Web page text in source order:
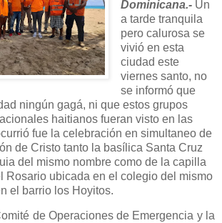
Dominicana.- Un
a tarde tranquila
pero calurosa se
vivió en esta
ciudad este
viernes santo, no
se informó que
ningún gagá, ni que estos grupos
haitianos fueran visto en las
fue la celebración en simultaneo de
de Cristo tanto la basílica Santa Cruz
del mismo nombre como de la capilla
Rosario ubicada en el colegio del mismo
el barrio los Hoyitos.
de Operaciones de Emergencia y la